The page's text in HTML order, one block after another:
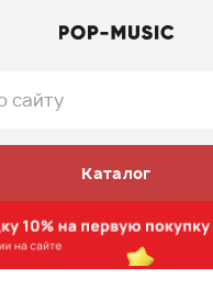
Каталог